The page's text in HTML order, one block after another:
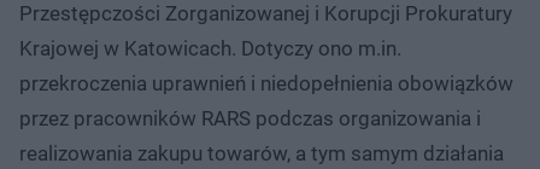
Przestępczości Zorganizowanej i Korupcji Prokuratury
Krajowej w Katowicach. Dotyczy ono m.in.
przekroczenia uprawnień i niedopełnienia obowiązków
przez pracowników RARS podczas organizowania i
realizowania zakupu towarów, a tym samym działania